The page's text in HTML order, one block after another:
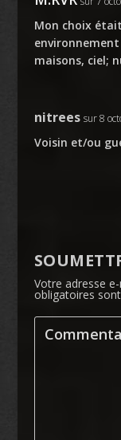
Mon choix
maisons, ciel;
nitrees sur 8
Voisin et/ou
Votre adresse
obligatoires